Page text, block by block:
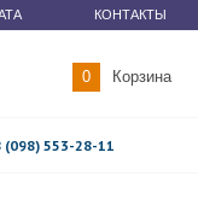
КОНТАКТЫ
0 Корзина
(098) 553-28-11